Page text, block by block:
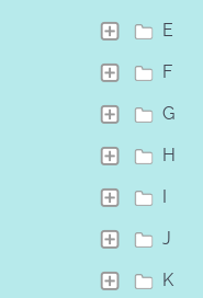
E
F
G
H
I
J
K